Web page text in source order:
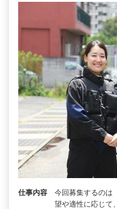
仕事内容
今回募集するのは
望や適性に応じ